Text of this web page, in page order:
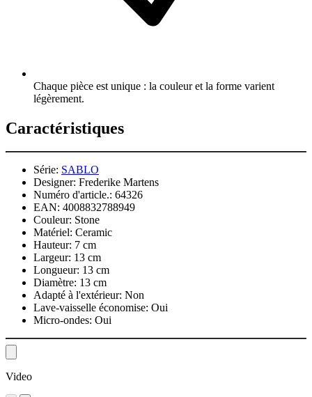
Chaque pièce est unique : la couleur et la forme varient
légèrement.
Caractéristiques
Série: SABLO
Designer: Frederike Martens
Numéro d'article.: 64326
EAN: 4008832788949
Couleur: Stone
Matériel: Ceramic
Hauteur: 7 cm
Largeur: 13 cm
Longueur: 13 cm
Diamètre: 13 cm
Adapté à l'extérieur: Non
Lave-vaisselle économise: Oui
Micro-ondes: Oui
Video